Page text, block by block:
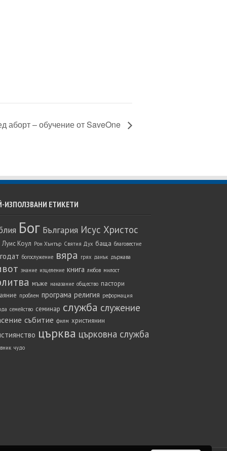
аборт – обучение от SaveOne
ИЗПОЛЗВАНИ ЕТИКЕТИ
Бог България Исус Христос
Коул Рон Хънтър Святия Дух баща благовестие
богослужение вяра грях данък държава
знание изцеление книга любов милост
мъже наказание общество пастори
проблем програма религия реформация
семейство семинар служба служение
събитие филм християнин
църква църковна служба
чудо